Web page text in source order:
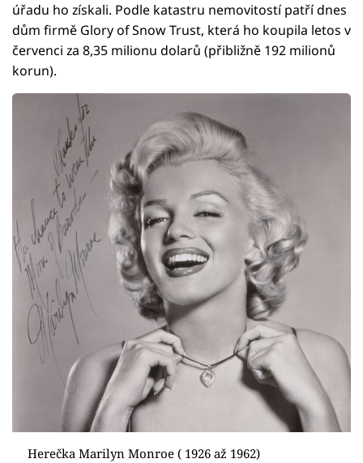
úřadu ho získali. Podle katastru nemovitostí patří dnes
dům firmě Glory of Snow Trust, která ho koupila letos v
červenci za 8,35 milionu dolarů (přibližně 192 milionů
korun).
Herečka Marilyn Monroe ( 1926 až 1962)